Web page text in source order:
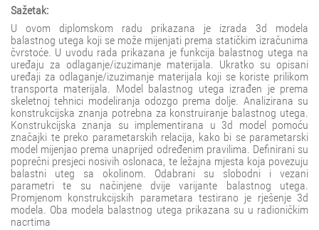
Sažetak:
U ovom diplomskom radu prikazana je izrada 3d modela
balastnog utega koji se može mijenjati prema statičkim izračunima
čvrstoće. U uvodu rada prikazana je funkcija balastnog utega na
uređaju za odlaganje/izuzimanje materijala. Ukratko su opisani
uređaji za odlaganje/izuzimanje materijala koji se koriste prilikom
transporta materijala. Model balastnog utega izrađen je prema
skeletnoj tehnici modeliranja odozgo prema dolje. Analizirana su
konstrukcijska znanja potrebna za konstruiranje balastnog utega.
Konstrukcijska znanja su implementirana u 3d model pomoću
značajki te preko parametarskih relacija, kako bi se parametarski
model mijenjao prema unaprijed određenim pravilima. Definirani su
poprečni presjeci nosivih oslonaca, te ležajna mjesta koja povezuju
balastni uteg sa okolinom. Odabrani su slobodni i vezani
parametri te su načinjene dvije varijante balastnog utega.
Promjenom konstrukcijskih parametara testirano je rješenje 3d
modela. Oba modela balastnog utega prikazana su u radioničkim
nacrtima